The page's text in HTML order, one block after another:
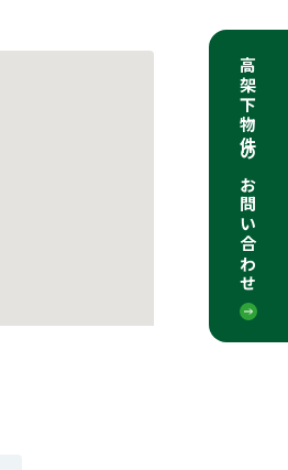
高架下物件のお問い合わせ